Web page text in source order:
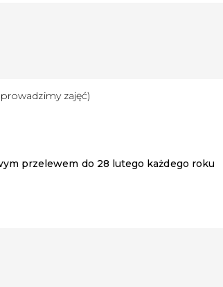
zajęć)
przelewem do 28 lutego każdego roku